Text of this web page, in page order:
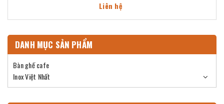
Liên hệ
DANH MỤC SẢN PHẨM
Bàn ghế cafe
Inox Việt Nhất